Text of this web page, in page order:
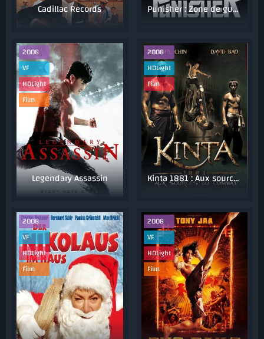
Cadillac Records Punisher : Zone de guerre
Legendary Assassin
2008
VF
HDLight
Film
Kinta 1881 : Aux sources du combat
2008
HDLight
Film
2008
VF
HDLight
Film
2008
VF
HDLight
Film